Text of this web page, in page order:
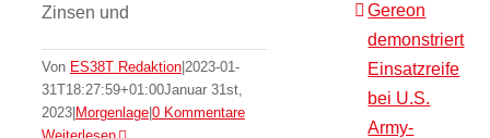
Zinsen und
Von ES38T Redaktion 2023-01-
31T18:27:59+01:00Januar 31st,
2023 Morgenlage 0 Kommentare
Gereon
demonstriert
Einsatzreife
bei U.S.
Army-